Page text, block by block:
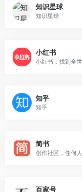
知识星球
知识星球
小红书
知乎
知乎
简书
百家号